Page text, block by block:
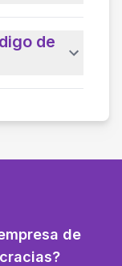
de
de